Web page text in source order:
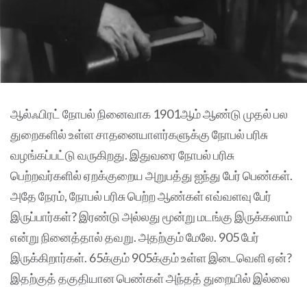
ஆல்ஃபிரட் நோபல் நினைவாக 1901ஆம் ஆண்டு முதல் பல
துறைகளில் உள்ள சாதனையாளர்களுக்கு நோபல் பரிசு
வழங்கப்பட்டு வருகிறது. இதுவரை நோபல் பரிசு
பெற்றவர்களில் ஏறக்குறைய அறுபத்து ஐந்து பேர் பெண்கள்.
அதே நேரம், நோபல் பரிசு பெற்ற ஆண்கள் எவ்வளவு பேர்
இருப்பார்கள்? இரண்டு அல்லது மூன்று மடங்கு இருக்கலாம்
என்று நினைத்தால் தவறு. அதற்கும் மேலே. 905 பேர்
இருக்கிறார்கள். 65க்கும் 905க்கும் உள்ள இடைவெளி ஏன்?
இதற்குத் தகுதியான பெண்கள் அந்தத் துறையில் இல்லை